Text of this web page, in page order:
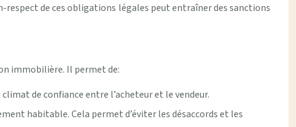
de ces obligations légales peut entraîner des sanctions
immobilière. Il permet de:
de confiance entre l’acheteur et le vendeur.
habitable. Cela permet d’éviter les désaccords et les